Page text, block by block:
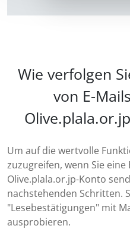
Wie verfolgen
von E-
Um auf die wertvolle
zuzugreifen, wenn Sie eine
Olive.plala.or.jp-Konto
nachstehenden Schritten.
"Lesebestätigungen" mit
ausprobieren.